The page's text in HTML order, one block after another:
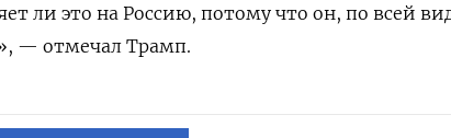
ли это на Россию, потому что он, по всей
— отмечал Трамп.